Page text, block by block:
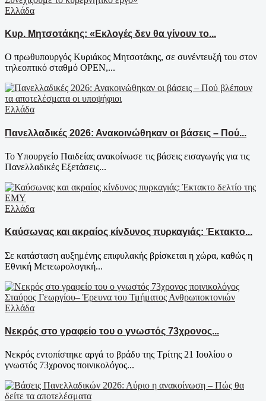
Ελλάδα
Κυρ. Μητσοτάκης: «Εκλογές δεν θα γίνουν το...
Ο πρωθυπουργός Κυριάκος Μητσοτάκης, σε συνέντευξή του στον
τηλεοπτικό σταθμό OPEN,...
Ελλάδα
Πανελλαδικές 2026: Ανακοινώθηκαν οι βάσεις – Πού...
Το Υπουργείο Παιδείας ανακοίνωσε τις βάσεις εισαγωγής για τις
Πανελλαδικές Εξετάσεις...
Ελλάδα
Καύσωνας και ακραίος κίνδυνος πυρκαγιάς: Έκτακτο...
Σε κατάσταση αυξημένης επιφυλακής βρίσκεται η χώρα, καθώς η
Εθνική Μετεωρολογική...
Ελλάδα
Νεκρός στο γραφείο του ο γνωστός 73χρονος...
Νεκρός εντοπίστηκε αργά το βράδυ της Τρίτης 21 Ιουλίου ο
γνωστός 73χρονος ποινικολόγος...